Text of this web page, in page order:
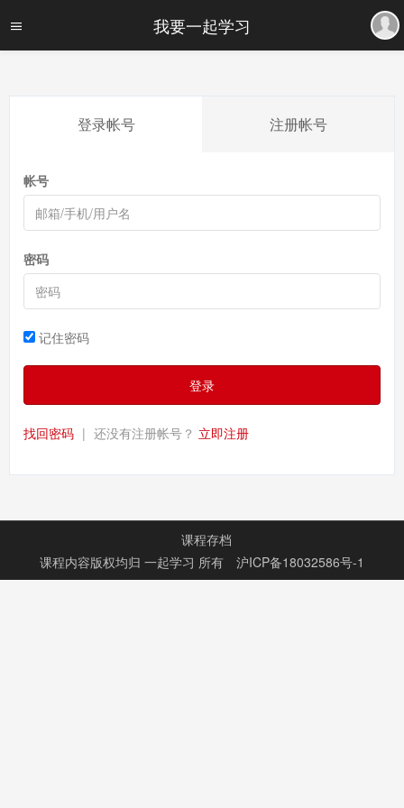
我要一起学习
登录帐号 注册帐号
帐号
密码
记住密码
登录
找回密码 | 还没有注册帐号？ 立即注册
课程存档
课程内容版权均归 一起学习 所有 沪ICP备18032586号-1